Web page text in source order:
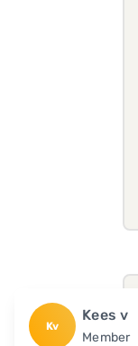
Kv
Kees v
Member